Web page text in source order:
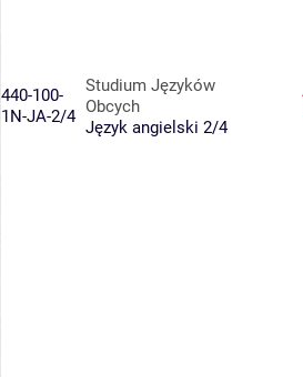
440-100-
1N-JA-2/4
Studium Języków
Obcych
Język angielski 2/4